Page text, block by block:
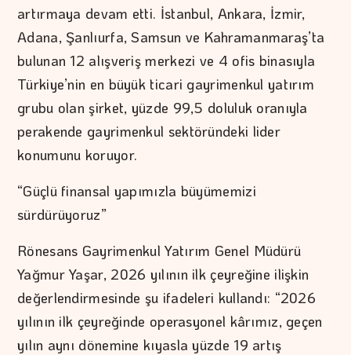
artırmaya devam etti. İstanbul, Ankara, İzmir,
Adana, Şanlıurfa, Samsun ve Kahramanmaraş’ta
bulunan 12 alışveriş merkezi ve 4 ofis binasıyla
Türkiye’nin en büyük ticari gayrimenkul yatırım
grubu olan şirket, yüzde 99,5 doluluk oranıyla
perakende gayrimenkul sektöründeki lider
konumunu koruyor.
“Güçlü finansal yapımızla büyümemizi
sürdürüyoruz”
Rönesans Gayrimenkul Yatırım Genel Müdürü
Yağmur Yaşar, 2026 yılının ilk çeyreğine ilişkin
değerlendirmesinde şu ifadeleri kullandı: “2026
yılının ilk çeyreğinde operasyonel kârımız, geçen
yılın aynı dönemine kıyasla yüzde 19 artış